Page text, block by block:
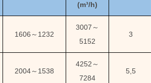
(m³/h)
1606 ～ 1232
3007 ～
5152
3
2004～ 1538
4252 ～
7284
5,5